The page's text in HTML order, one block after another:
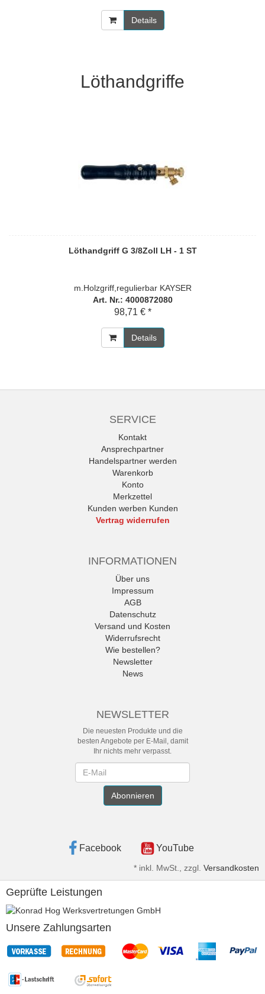
Details
Löthandgriffe
Löthandgriff G 3/8Zoll LH - 1 ST
m.Holzgriff,regulierbar KAYSER
Art. Nr.: 4000872080
98,71 € *
Details
SERVICE
Kontakt
Ansprechpartner
Handelspartner werden
Warenkorb
Konto
Merkzettel
Kunden werben Kunden
Vertrag widerrufen
INFORMATIONEN
Über uns
Impressum
AGB
Datenschutz
Versand und Kosten
Widerrufsrecht
Wie bestellen?
Newsletter
News
NEWSLETTER
Die neuesten Produkte und die
besten Angebote per E-Mail, damit
Ihr nichts mehr verpasst.
Abonnieren
Facebook YouTube
* inkl. MwSt., zzgl. Versandkosten
Geprüfte Leistungen
Unsere Zahlungsarten